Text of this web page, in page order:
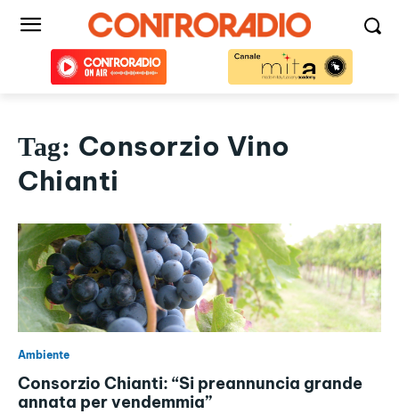
Tag: Consorzio Vino
Chianti
Ambiente
Consorzio Chianti: “Si preannuncia grande
annata per vendemmia”